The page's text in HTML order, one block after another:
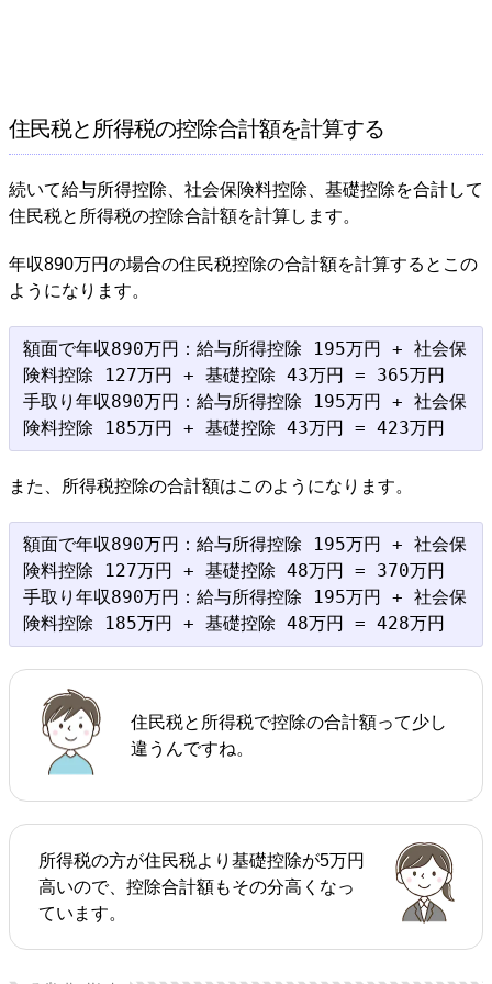
住民税と所得税の控除合計額を計算する
続いて給与所得控除、社会保険料控除、基礎控除を合計して
住民税と所得税の控除合計額を計算します。
年収890万円の場合の住民税控除の合計額を計算するとこの
ようになります。
額面で年収890万円：給与所得控除 195万円 + 社会保
険料控除 127万円 + 基礎控除 43万円 = 365万円
手取り年収890万円：給与所得控除 195万円 + 社会保
また、所得税控除の合計額はこのようになります。
額面で年収890万円：給与所得控除 195万円 + 社会保
険料控除 127万円 + 基礎控除 48万円 = 370万円
手取り年収890万円：給与所得控除 195万円 + 社会保
住民税と所得税で控除の合計額って少し
違うんですね。
所得税の方が住民税より基礎控除が5万円
高いので、控除合計額もその分高くなっ
ています。